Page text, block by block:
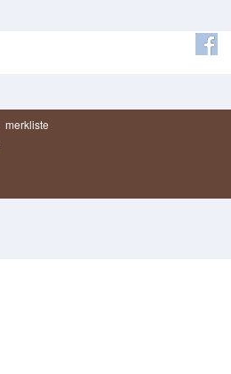
merkliste